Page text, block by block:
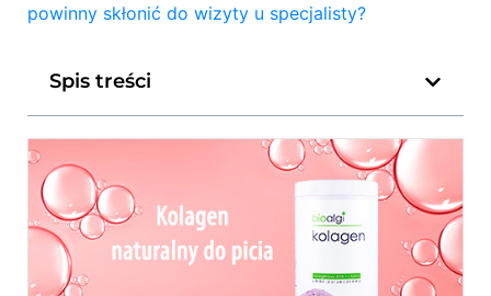
powinny skłonić do wizyty u specjalisty?
Spis treści